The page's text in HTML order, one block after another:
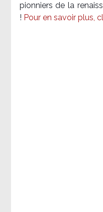
pionniers de la
! Pour en savoir plus,